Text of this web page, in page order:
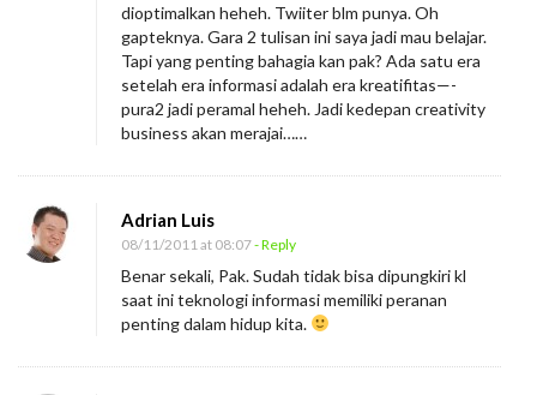
dioptimalkan heheh. Twiiter blm punya. Oh
gapteknya. Gara 2 tulisan ini saya jadi mau belajar.
Tapi yang penting bahagia kan pak? Ada satu era
setelah era informasi adalah era kreatifitas—-
pura2 jadi peramal heheh. Jadi kedepan creativity
business akan merajai……
Adrian Luis
08/11/2011 at 08:07- Reply
Benar sekali, Pak. Sudah tidak bisa dipungkiri kl
saat ini teknologi informasi memiliki peranan
penting dalam hidup kita.